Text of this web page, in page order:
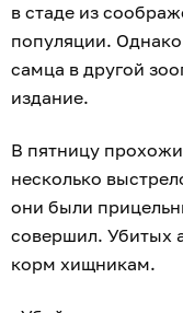
в стаде из
популяции.
самца в другой
издание.
В пятницу
несколько
они были
совершил. Убитых
корм хищникам.